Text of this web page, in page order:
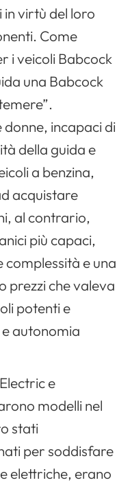
virtù del loro
Come
i veicoli Babcock
una Babcock
donne, incapaci di
della guida e
a benzina,
acquistare
al contrario,
più capaci,
e una
prezzi che valeva
potenti e
autonomia
e
modelli nel
stati
per soddisfare
elettriche, erano
Apri il menu di navigazione